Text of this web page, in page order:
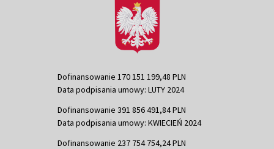
Dofinansowanie 170 151 199,48 PLN
Data podpisania umowy: LUTY 2024
Dofinansowanie 391 856 491,84 PLN
Data podpisania umowy: KWIECIEŃ 2024
Dofinansowanie 237 754 754,24 PLN